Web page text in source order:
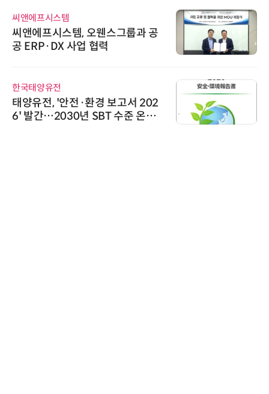
씨앤에프시스템
씨앤에프시스템, 오웬스그룹과 공
공 ERP·DX 사업 협력
한국태양유전
태양유전, '안전·환경 보고서 202
6' 발간…2030년 SBT 수준 온실